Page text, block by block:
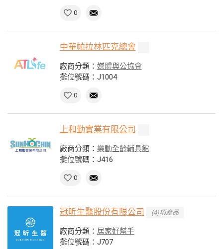
0
中華帕拉林匹克總會
廠商分類： 媒體與公協會
攤位號碼：J1004
0
上和勤實業有限公司
廠商分類： 樂動全齡輔具館
攤位號碼：J416
0
冠昕生醫股份有限公司 (4)項產品
廠商分類： 居家好幫手
攤位號碼：J707